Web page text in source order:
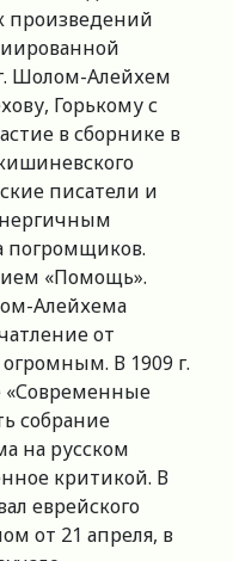
произведений
Шолом-Алейхем
Горькому с
в сборнике в
писатели и
погромщиков.
«Помощь».
Алейхема
от
В 1909 г.
«Современные
собрание
на русском
критикой. В
еврейского
от 21 апреля, в